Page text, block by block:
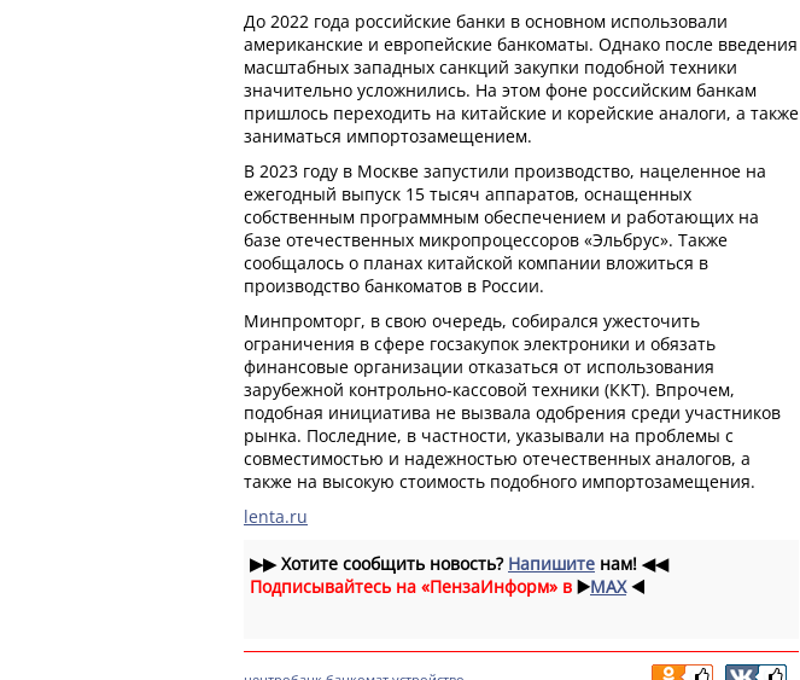
До 2022 года российские банки в основном использовали
американские и европейские банкоматы. Однако после введения
масштабных западных санкций закупки подобной техники
значительно усложнились. На этом фоне российским банкам
пришлось переходить на китайские и корейские аналоги, а также
заниматься импортозамещением.
В 2023 году в Москве запустили производство, нацеленное на
ежегодный выпуск 15 тысяч аппаратов, оснащенных
собственным программным обеспечением и работающих на
базе отечественных микропроцессоров «Эльбрус». Также
сообщалось о планах китайской компании вложиться в
производство банкоматов в России.
Минпромторг, в свою очередь, собирался ужесточить
ограничения в сфере госзакупок электроники и обязать
финансовые организации отказаться от использования
зарубежной контрольно-кассовой техники (ККТ). Впрочем,
подобная инициатива не вызвала одобрения среди участников
рынка. Последние, в частности, указывали на проблемы с
совместимостью и надежностью отечественных аналогов, а
также на высокую стоимость подобного импортозамещения.
lenta.ru
▶▶Хотите сообщить новость? Напишите нам! ◀◀
Подписывайтесь на «ПензаИнформ» в ▶️MAX ◀️